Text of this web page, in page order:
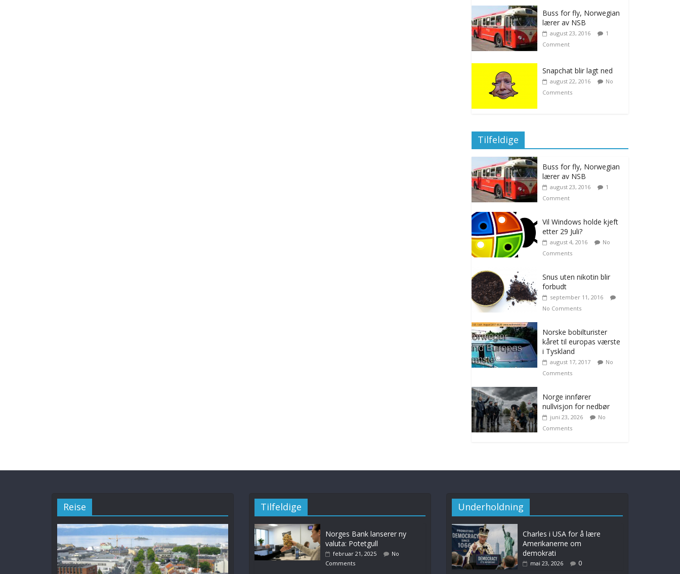
Buss for fly, Norwegian
lærer av NSB
august 23, 2016
1
Comment
Snapchat blir lagt ned
august 22, 2016
No
Comments
Tilfeldige
Buss for fly, Norwegian
lærer av NSB
august 23, 2016
1
Comment
Vil Windows holde kjeft
etter 29 Juli?
august 4, 2016
No
Comments
Snus uten nikotin blir
forbudt
september 11, 2016
No Comments
Norske bobilturister
kåret til europas værste
i Tyskland
august 17, 2017
No
Comments
Norge innfører
nullvisjon for nedbør
juni 23, 2026
No
Comments
Reise Tilfeldige
Norges Bank lanserer ny
valuta: Potetgull
februar 21, 2025
No
Comments
Underholdning
Charles i USA for å lære
Amerikanerne om
demokrati
mai 23, 2026 0